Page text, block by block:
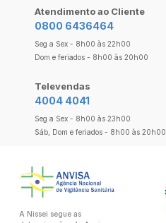
Atendimento ao Cliente
0800 6436464
Seg a Sex - 8h00 às 22h00
Dom e feriados - 8h00 às 20h00
Televendas
4004 4041
Seg a Sex - 8h00 às 23h00
Sáb, Dom e feriados - 8h00 às 20h00
A Nissei segue as